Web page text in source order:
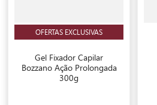
OFERTAS EXCLUSIVAS
Gel Fixador Capilar
Bozzano Ação Prolongada
300g